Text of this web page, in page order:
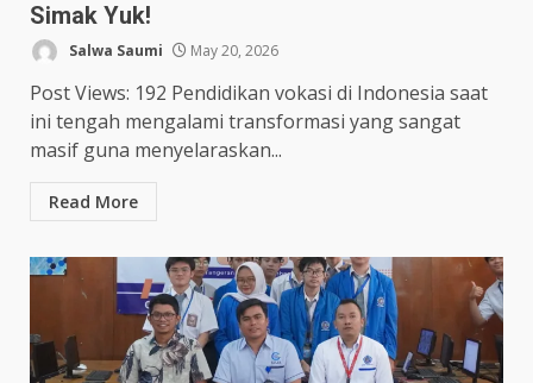
Simak Yuk!
Salwa Saumi May 20, 2026
Post Views: 192 Pendidikan vokasi di Indonesia saat
ini tengah mengalami transformasi yang sangat
masif guna menyelaraskan...
Read More